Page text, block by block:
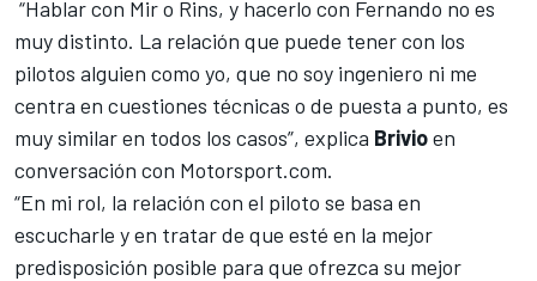
“Hablar con Mir o Rins, y hacerlo con Fernando no es
muy distinto. La relación que puede tener con los
pilotos alguien como yo, que no soy ingeniero ni me
centra en cuestiones técnicas o de puesta a punto, es
muy similar en todos los casos”, explica Brivioen
conversación con Motorsport.com.
“En mi rol, la relación con el piloto se basa en
escucharle y en tratar de que esté en la mejor
predisposición posible para que ofrezca su mejor